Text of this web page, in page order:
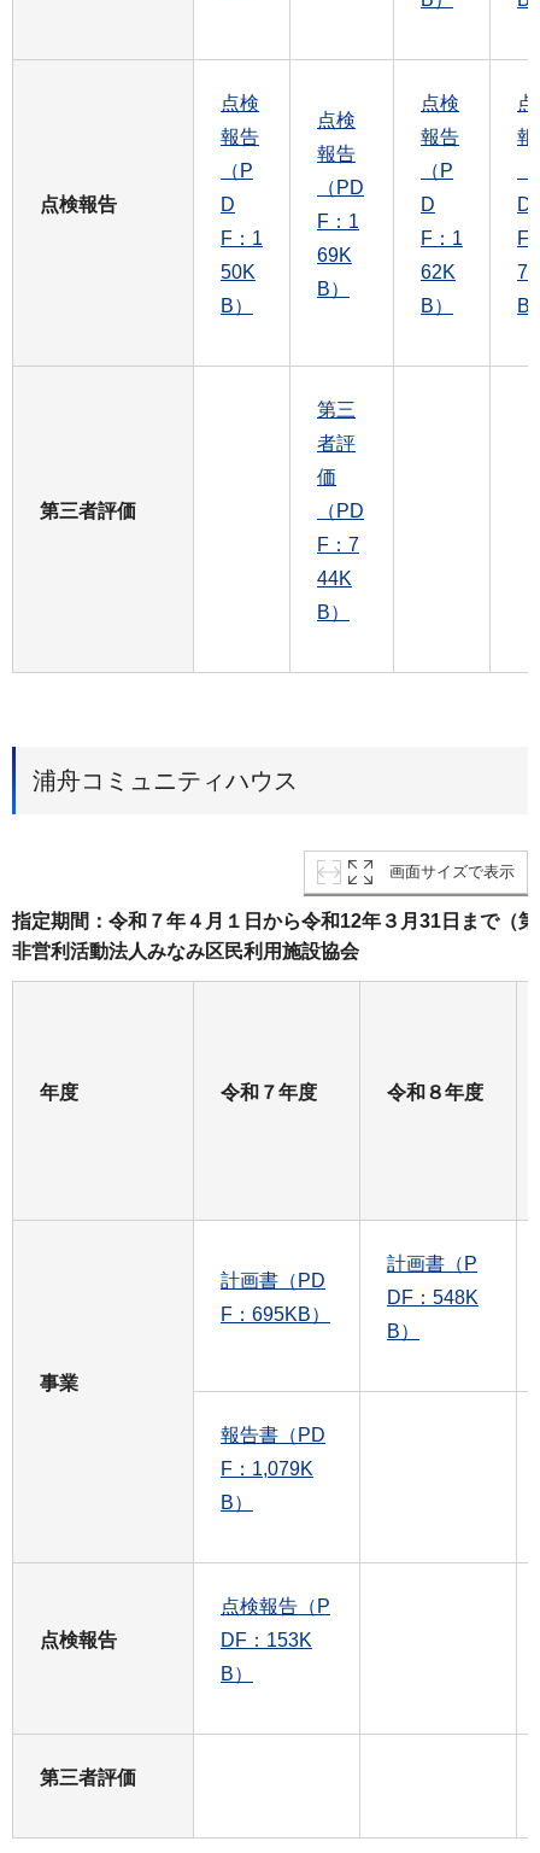
点検報告
点検
報告
（P
D
F：1
50K
B）
点検
報告
（PD
F：1
69K
B）
点検
報告
（P
D
F：1
62K
B）
報
D
F
B
第三者評価
第三
者評
価
（PD
F：7
44K
B）
浦舟コミュニティハウス
画面サイズで表示
指定期間：令和７年４月１日から令和12年３月31日まで（
非営利活動法人みなみ区民利用施設協会
年度 令和７年度 令和８年度
事業
計画書（PD
F：695KB）
計画書（P
DF：548K
B）
報告書（PD
F：1,079K
B）
点検報告
点検報告（P
DF：153K
B）
第三者評価